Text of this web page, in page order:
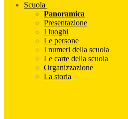
Scuola
Panoramica
Presentazione
I luoghi
Le persone
I numeri della scuola
Le carte della scuola
Organizzazione
La storia